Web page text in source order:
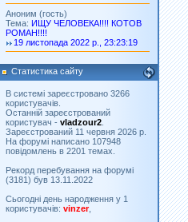
Аноним (гость)
Тема: ИЩУ ЧЕЛОВЕКА!!!! КОТОВ
РОМАН!!!!
19 листопада 2022 р., 23:23:19
Статистика сайту
В системі зареєстровано 3266
користувачів.
Останній зареєстрований
користувач - vladzour2
Зареєстрований 11 червня 2026 р.
На форумі написано 107948
повідомлень в 2201 темах.
Рекорд перебування на форумі
(3181) був 13.11.2022
Сьогодні день народження у 1
користувачів: vinzer,